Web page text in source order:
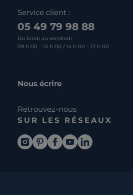
Service client :
05 49 79 98 88
Du lundi au vendredi :
09 h 00 – 13 h 00 / 14 h 00 – 17 h 00
Nous écrire
Retrouvez-nous
SUR LES RÉSEAUX